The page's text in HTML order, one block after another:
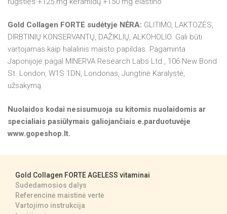
Gold Collagen FORTE sudėtyje NĖRA: GLITIMO, LAKTOZĖS,
DIRBTINIŲ KONSERVANTŲ, DAŽIKLIŲ, ALKOHOLIO. Gali būti
vartojamas kaip halalinis maisto papildas. Pagaminta
Japonijoje pagal MINERVA Research Labs Ltd., 106 New Bond
St. London, W1S 1DN, Londonas, Jungtinė Karalystė,
užsakymą.
Nuolaidos kodai nesisumuoja su kitomis nuolaidomis ar
specialiais pasiūlymais galiojančiais e.parduotuvėje
www.gopeshop.lt.
Gold Collagen FORTE AGELESS vitaminai
Sudedamosios dalys
Referencinė maistinė vertė
Vartojimo instrukcija